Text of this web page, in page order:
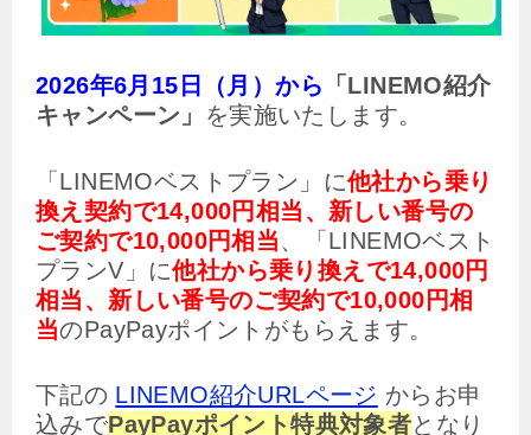
2026年6月15日（月）から 「LINEMO紹介
キャンペーン」 を実施いたします。
「LINEMOベストプラン」に他社から乗り
換え契約で14,000円相当、新しい番号の
ご契約で10,000円相当、「LINEMOベスト
プランV」に他社から乗り換えで14,000円
相当、新しい番号のご契約で10,000円相
当のPayPayポイントがもらえます。
下記の LINEMO紹介URLページ からお申
込みでPayPayポイント特典対象者となり